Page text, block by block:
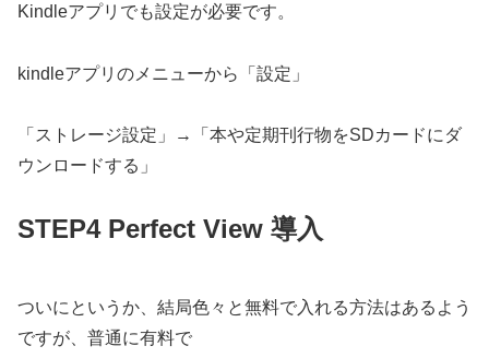
Kindleアプリでも設定が必要です。
kindleアプリのメニューから「設定」
「ストレージ設定」→「本や定期刊行物をSDカードにダ
ウンロードする」
STEP4 Perfect View 導入
ついにというか、結局色々と無料で入れる方法はあるよう
ですが、普通に有料で